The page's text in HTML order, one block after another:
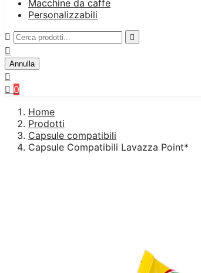
Macchine da caffe
Personalizzabili



Annulla

 0
Home
Prodotti
Capsule compatibili
Capsule Compatibili Lavazza Point*